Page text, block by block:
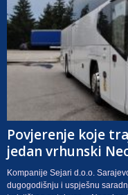
Povjerenje koje
jedan vrhunski
Kompanije Sejari d.o.o.
dugogodišnju i uspješnu